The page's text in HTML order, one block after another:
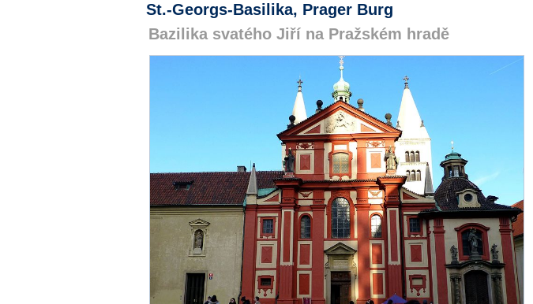
St.-Georgs-Basilika, Prager Burg
Bazilika svatého Jiří na Pražském hradě